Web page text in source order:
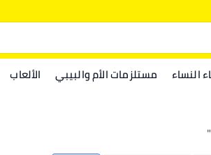
النساء مستلزمات الأم والبيبي الألعاب
"